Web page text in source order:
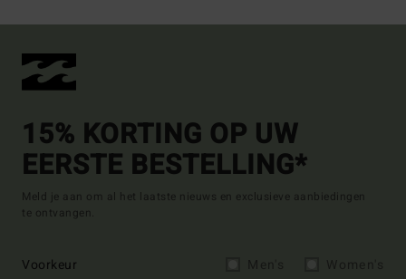
15% KORTING OP UW
EERSTE BESTELLING*
Meld je aan om al het laatste nieuws en exclusieve aanbiedingen
te ontvangen.
Voorkeur